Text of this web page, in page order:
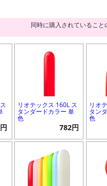
同時に購入されていること
リオテックス 160L ス
タンダードカラー 単
色
782円
リオ
タン
色